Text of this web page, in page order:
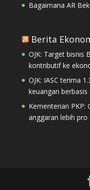
Bagaimana AR
Berita
OJK: Target bisnis
kontributif ke
OJK: IASC terima
keuangan berbasis
Kementerian PKP:
anggaran lebih pro